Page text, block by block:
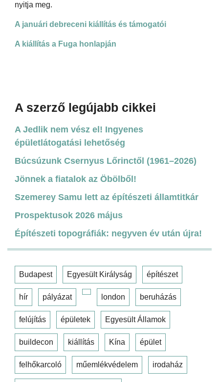
nyitja meg.
A januári debreceni kiállítás és támogatói
A kiállítás a Fuga honlapján
A szerző legújabb cikkei
A Jedlik nem vész el! Ingyenes
épületlátogatási lehetőség
Búcsúzunk Csernyus Lőrinctől (1961–2026)
Jönnek a fiatalok az Öbölből!
Szemerey Samu lett az építészeti államtitkár
Prospektusok 2026 május
Építészeti topográfiák: negyven év után újra!
Budapest Egyesült Királyság építészet
hír pályázat london beruházás
felújítás épületek Egyesült Államok
buildecon kiállítás Kína épület
felhőkarcoló műemlékvédelem irodaház